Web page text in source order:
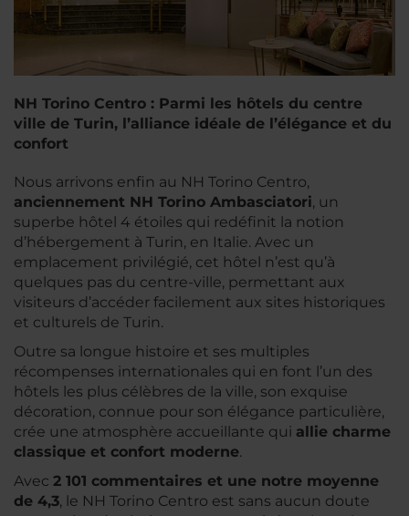
NH Torino Centro : Parmi les hôtels du centre
ville de Turin, l’alliance idéale de l’élégance et du
confort
Nous arrivons enfin au NH Torino Centro,
anciennement NH Torino Ambasciatori, un
superbe hôtel 4 étoiles qui redéfinit la notion
d’hébergement à Turin, en Italie. Avec un
emplacement privilégié, cet hôtel n’est qu’à
quelques pas du centre-ville, permettant aux
visiteurs d’accéder facilement aux sites historiques
et culturels de Turin.
Outre sa longue histoire et ses multiples
récompenses internationales qui en font l’un des
hôtels les plus célèbres de la ville, son exquise
décoration, connue pour son élégance particulière,
crée une atmosphère accueillante qui allie charme
classique et confort moderne.
Avec 2 101 commentaires et une notre moyenne
de 4,3, le NH Torino Centro est sans aucun doute